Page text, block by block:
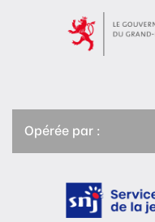
Opérée par :